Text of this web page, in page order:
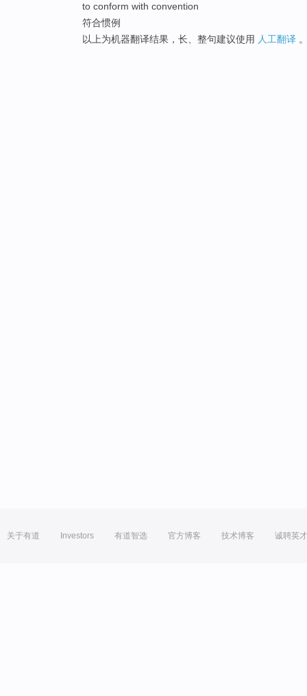
to conform with convention
符合惯例
以上为机器翻译结果，长、整句建议使用 人工翻译
关于有道 Investors 有道智选 官方博客 技术博客 诚聘英才